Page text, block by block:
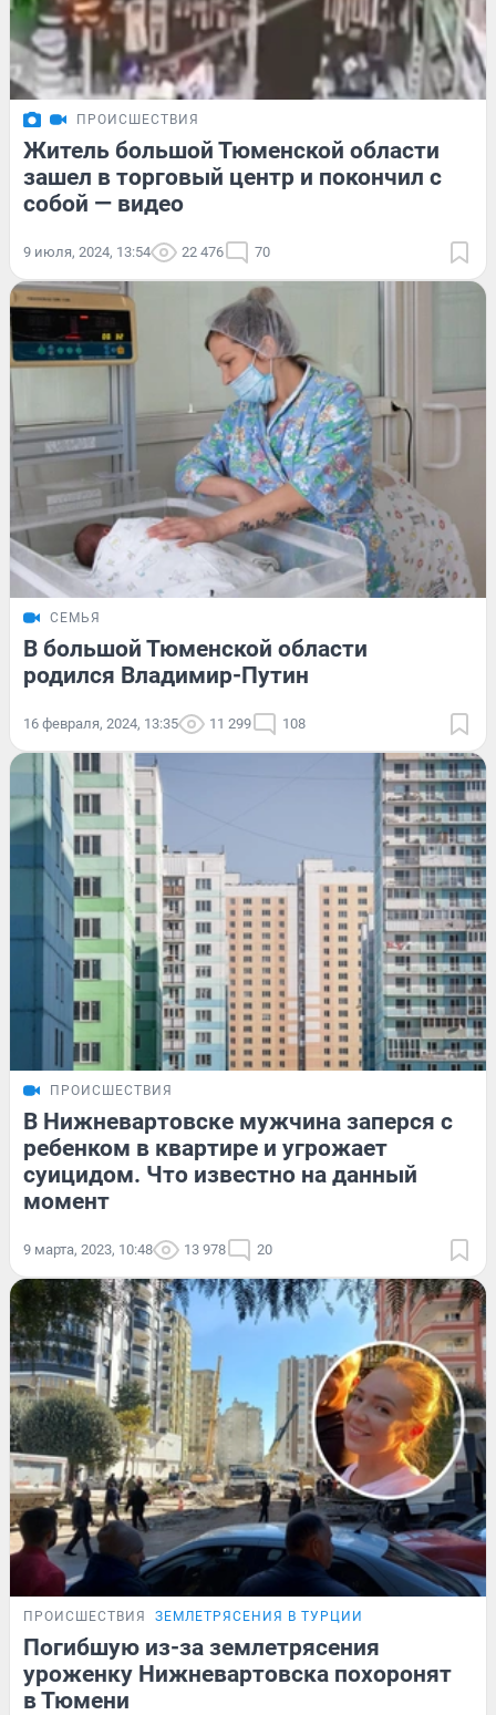
ПРОИСШЕСТВИЯ
Житель большой Тюменской области
зашел в торговый центр и покончил с
собой — видео
9 июля, 2024, 13:54 22 476 70
СЕМЬЯ
В большой Тюменской области
родился Владимир-Путин
16 февраля, 2024, 13:35 11 299 108
ПРОИСШЕСТВИЯ
В Нижневартовске мужчина заперся с
ребенком в квартире и угрожает
суицидом. Что известно на данный
момент
9 марта, 2023, 10:48 13 978 20
ПРОИСШЕСТВИЯ ЗЕМЛЕТРЯСЕНИЯ В ТУРЦИИ
Погибшую из-за землетрясения
уроженку Нижневартовска похоронят
в Тюмени